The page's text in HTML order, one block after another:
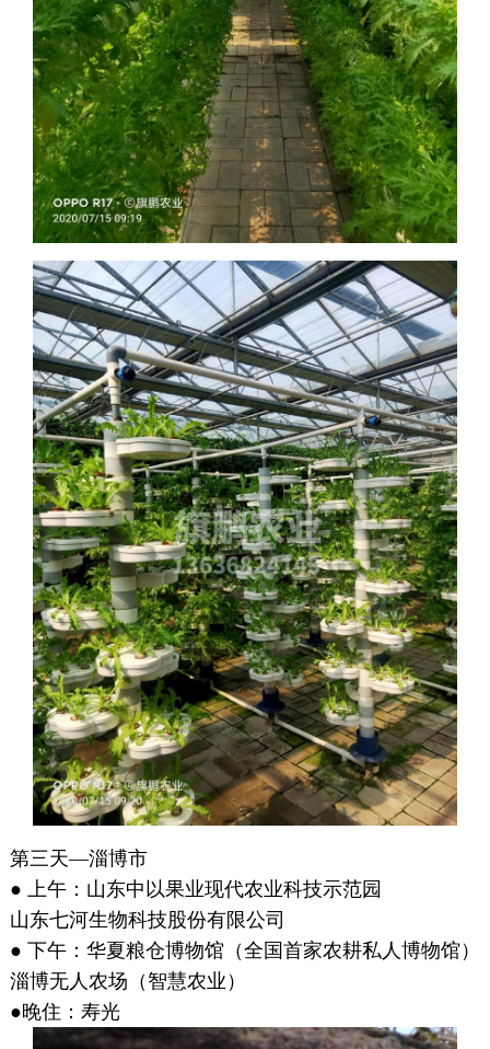
第三天—淄博市
● 上午：山东中以果业现代农业科技示范园
山东七河生物科技股份有限公司
● 下午：华夏粮仓博物馆（全国首家农耕私人博物馆）
淄博无人农场（智慧农业）
●晚住：寿光